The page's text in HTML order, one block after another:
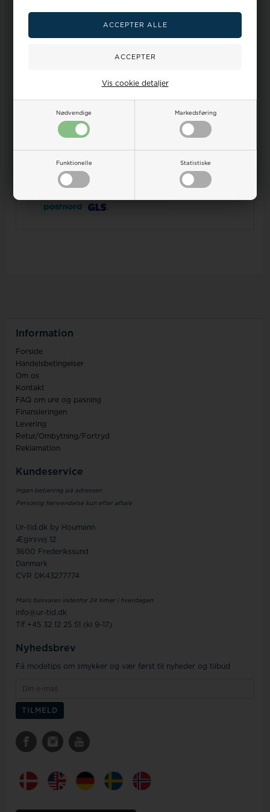
Nødvendige Markedsføring
Funktionelle Statistiske
Vis cookie detaljer
Vandtæthed
Ur-guide
Dansk Webshop - vi sender
fra Danmark!
Kundeservice hverdage fra kl 9-17 Tlf.:32 122 551 E-
salg@houmann.dk
Prisgaranti, vi matcher alle priser -læs mere her
mere her- en del Houmann's webshops
Information
Forside
Handelsbetingelser
Om os
Kontakt
FAQ om ure og pasning
Finansieringen
Levering
Retur/Ombytning/Fortryd
Reklamation
Kundeservice
Ingen betjening på adressen
Personlig henvendelse kun efter aftale
Ur-tid.dk by Houmann
Ægirsvej 12
3600 Frederikssund
Danmark
CVR DK43277774
Mails besvares indenfor 24 timer i hverdagen
info@ur-tid.dk
Tlf +45 32 12 25 51 (kl 9-17)
Nyhedsbrev
Få modetips om smykker og vær først til nyheder og tilbud